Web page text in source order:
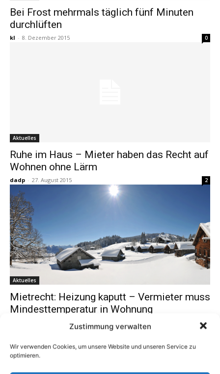
Zustimmung verwalten
Wir verwenden Cookies, um unsere Website und unseren Service zu
optimieren.
Bei Frost mehrmals täglich fünf Minuten
durchlüften
kl - 8. Dezember 2015 0
Aktuelles
Ruhe im Haus – Mieter haben das Recht auf
Wohnen ohne Lärm
dadp - 27. August 2015 2
Aktuelles
Mietrecht: Heizung kaputt – Vermieter muss
Mindesttemperatur in Wohnung
gewährleisten